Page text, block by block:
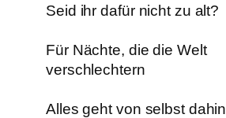
Seid ihr dafür nicht zu alt?
Für Nächte, die die Welt
verschlechtern
Alles geht von selbst dahin